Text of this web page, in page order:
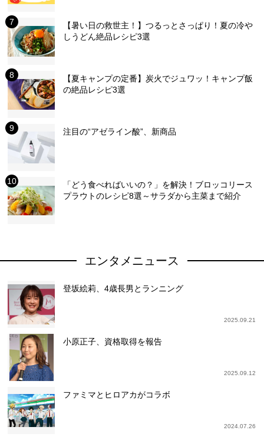
【暑い日の救世主！】つるっとさっぱり！夏の冷や
しうどん絶品レシピ3選
【夏キャンプの定番】炭火でジュワッ！キャンプ飯
の絶品レシピ3選
注目の“アゼライン酸”、新商品
「どう食べればいいの？」を解決！ブロッコリース
プラウトのレシピ8選～サラダから主菜まで紹介
エンタメニュース
登坂絵莉、4歳長男とランニング
2025.09.21
小原正子、資格取得を報告
2025.09.12
ファミマとヒロアカがコラボ
2024.07.26